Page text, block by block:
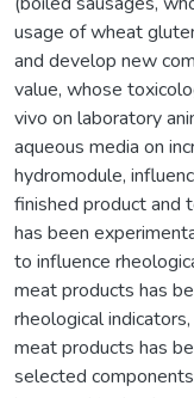
usage of wheat
and develop new
value, whose
vivo on laboratory
aqueous media on
hydromodule,
finished product and
has been
to influence
meat products has
rheological
meat products has
selected